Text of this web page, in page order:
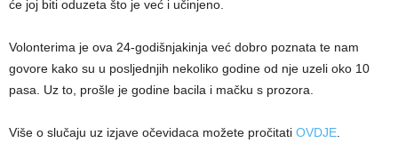
će joj biti oduzeta što je već i učinjeno.
Volonterima je ova 24-godišnjakinja već dobro poznata te nam
govore kako su u posljednjih nekoliko godine od nje uzeli oko 10
pasa. Uz to, prošle je godine bacila i mačku s prozora.
Više o slučaju uz izjave očevidaca možete pročitati OVDJE